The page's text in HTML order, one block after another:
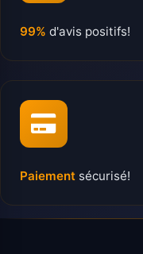
99% d'avis positifs!
Paiement sécurisé!